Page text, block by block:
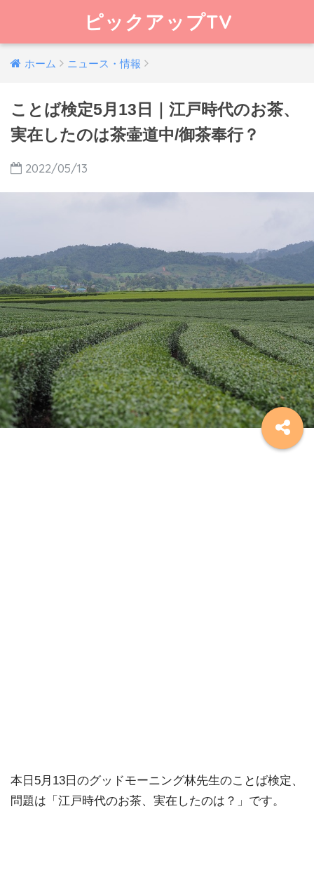
ピックアップTV
ホーム ニュース・情報
ことば検定5月13日｜江戸時代のお茶、
実在したのは茶壷道中/御茶奉行？
2022/05/13
本日5月13日のグッドモーニング林先生のことば検定、
問題は「江戸時代のお茶、実在したのは？」です。